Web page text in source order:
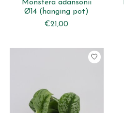
Monstera adansonii
Ø14 (hanging pot)
€21,00